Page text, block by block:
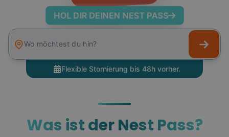
HOL DIR DEINEN NEST PASS
Wo möchtest du hin?
Flexible Stornierung bis 48h vorher.
Was ist der Nest Pass?